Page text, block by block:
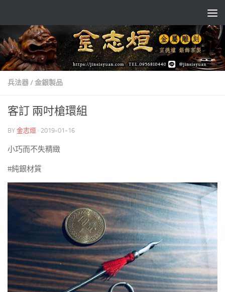
兵法器/金銀製品
客訂 兩吋槍環組
BY 金志烜 · 2019-01-16
小巧而不失精緻
#純銀材質